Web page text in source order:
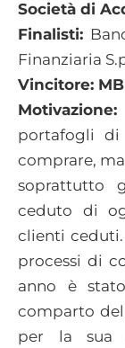
Società di
Finalisti:
Finanziaria
Vincitore:
portafogli di
comprare,
soprattutto
ceduto di
clienti
processi di
anno è
comparto
per la sua